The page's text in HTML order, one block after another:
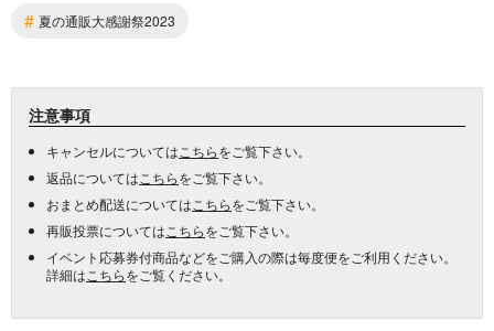
# 夏の通販大感謝祭2023
注意事項
キャンセルについては こちらをご覧下さい。
返品については こちらをご覧下さい。
おまとめ配送については こちらをご覧下さい。
再販投票については こちらをご覧下さい。
イベント応募券付商品などをご購入の際は毎度便をご利用ください。
詳細は こちらをご覧ください。